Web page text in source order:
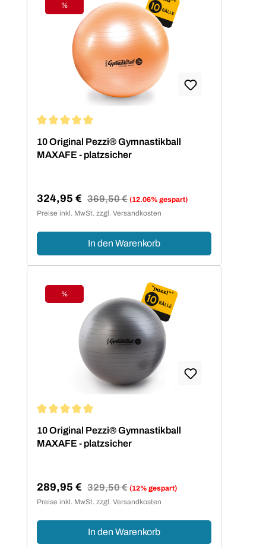
Rabatt
%
10 Original Pezzi® Gymnastikball
MAXAFE - platzsicher
Verkaufspreis:
324,95 € Regulärer Preis:
369,50 € (12.06% gespart)
Preise inkl. MwSt. zzgl. Versandkosten
In den Warenkorb
Rabatt
%
10 Original Pezzi® Gymnastikball
MAXAFE - platzsicher
Verkaufspreis:
289,95 € Regulärer Preis:
329,50 € (12% gespart)
Preise inkl. MwSt. zzgl. Versandkosten
In den Warenkorb